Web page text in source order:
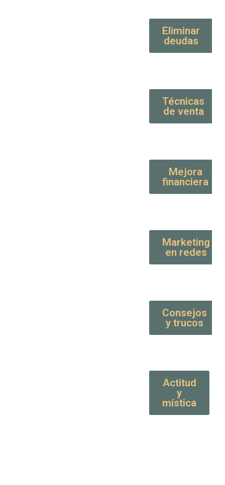
Eliminar
deudas
Técnicas
de venta
Mejora
financiera
Marketing
en redes
Consejos
y trucos
Actitud
y
mística